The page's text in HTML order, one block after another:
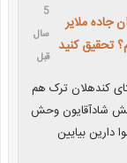
جاده ملایر
تحقیق کنید
5
سال
قبل
کندهلان ترک هم
شادآقایون وحش
دارین بیایین